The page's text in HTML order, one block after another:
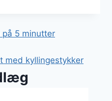
på 5 minutter
med kyllingestykker